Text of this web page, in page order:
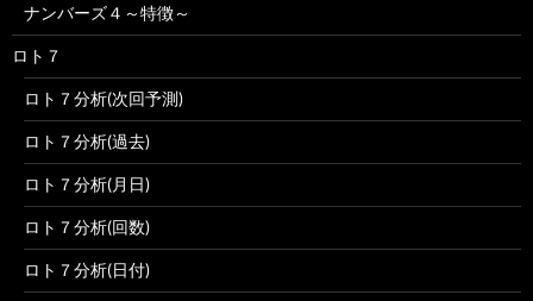
ナンバーズ４～特徴～
ロト７
ロト７分析(次回予測)
ロト７分析(過去)
ロト７分析(月日)
ロト７分析(回数)
ロト７分析(日付)